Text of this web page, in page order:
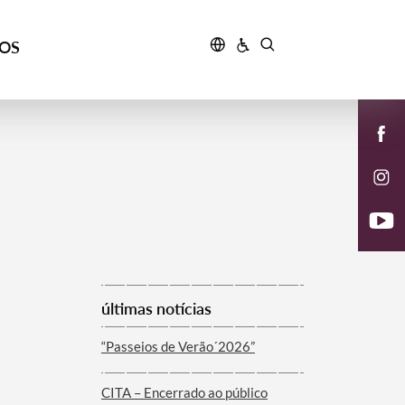
últimas notícias
“Passeios de Verão´2026”
CITA – Encerrado ao público